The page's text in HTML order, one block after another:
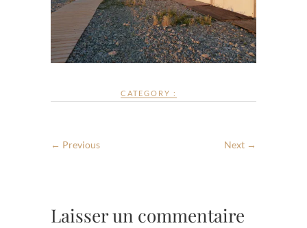
CATEGORY :
← Previous Next →
Laisser un commentaire